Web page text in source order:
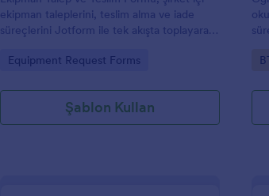
ekipman taleplerini, teslim alma ve iade
süreçlerini Jotform ile tek akışta toplayarak
işler ve bilgi işlem ekipleri için kolaylaştırır.
Go to Category:
Equipment Request Forms
Şablon Kullan